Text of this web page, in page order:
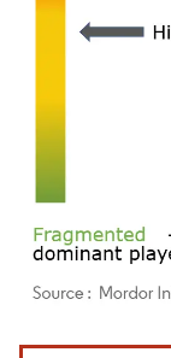
画像 © Mordor